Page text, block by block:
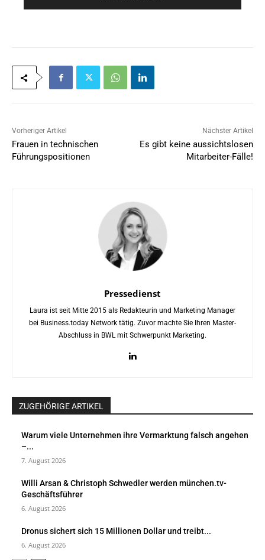
l
Vorheriger Artikel
Frauen in technischen
Führungspositionen
Nächster Artikel
Es gibt keine aussichtslosen
Mitarbeiter-Fälle!
Pressedienst
Laura ist seit Mitte 2015 als Redakteurin und Marketing Manager
bei Business.today Network tätig. Zuvor machte Sie Ihren Master-
Abschluss in BWL mit Schwerpunkt Marketing.
ZUGEHÖRIGE ARTIKEL
Warum viele Unternehmen ihre Vermarktung falsch angehen
–...
7. August 2026
Willi Arsan & Christoph Schwedler werden münchen.tv-
Geschäftsführer
6. August 2026
Dronus sichert sich 15 Millionen Dollar und treibt...
6. August 2026